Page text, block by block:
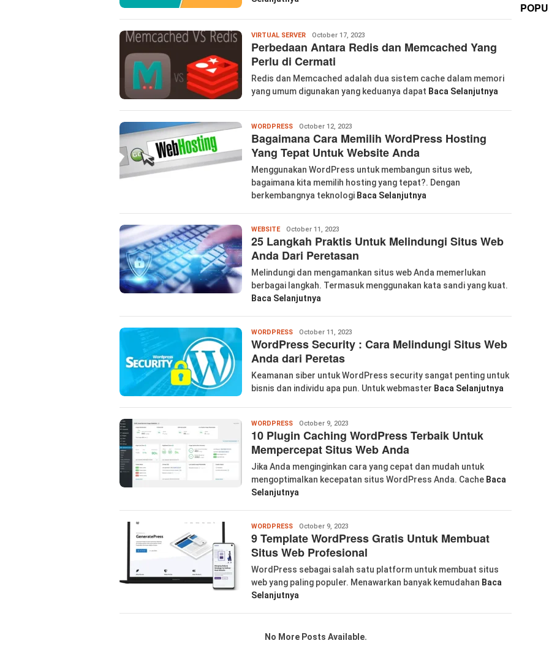
VIRTUAL SERVERlabkom99
October 17, 2023
Perbedaan Antara Redis dan Memcached Yang
Perlu di Cermati
Redis dan Memcached adalah dua sistem cache dalam memori
yang umum digunakan yang keduanya dapat Baca Selanjutnya
WORDPRESSWanglu
Piao
October 12, 2023
Bagaimana Cara Memilih WordPress Hosting
Yang Tepat Untuk Website Anda
Menggunakan WordPress untuk membangun situs web,
bagaimana kita memilih hosting yang tepat?. Dengan
berkembangnya teknologi Baca Selanjutnya
WEBSITEWanglu
Piao
October 11, 2023
25 Langkah Praktis Untuk Melindungi Situs Web
Anda Dari Peretasan
Melindungi dan mengamankan situs web Anda memerlukan
berbagai langkah. Termasuk menggunakan kata sandi yang kuat.
Baca Selanjutnya
WORDPRESSWanglu
Piao
October 11, 2023
WordPress Security : Cara Melindungi Situs Web
Anda dari Peretas
Keamanan siber untuk WordPress security sangat penting untuk
bisnis dan individu apa pun. Untuk webmaster Baca Selanjutnya
WORDPRESSWanglu
Piao
October 9, 2023
10 Plugin Caching WordPress Terbaik Untuk
Mempercepat Situs Web Anda
Jika Anda menginginkan cara yang cepat dan mudah untuk
mengoptimalkan kecepatan situs WordPress Anda. Cache Baca
Selanjutnya
WORDPRESSWanglu
Piao
October 9, 2023
9 Template WordPress Gratis Untuk Membuat
Situs Web Profesional
WordPress sebagai salah satu platform untuk membuat situs
web yang paling populer. Menawarkan banyak kemudahan Baca
Selanjutnya
No More Posts Available.